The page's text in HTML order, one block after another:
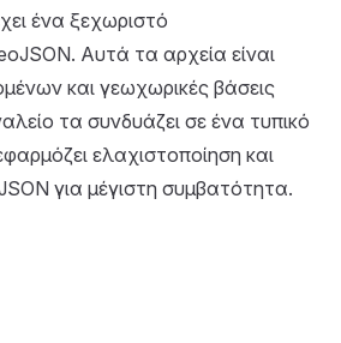
ένα ξεχωριστό
Αυτά τα αρχεία είναι
και γεωχωρικές βάσεις
τα συνδυάζει σε ένα τυπικό
ελαχιστοποίηση και
για μέγιστη συμβατότητα.